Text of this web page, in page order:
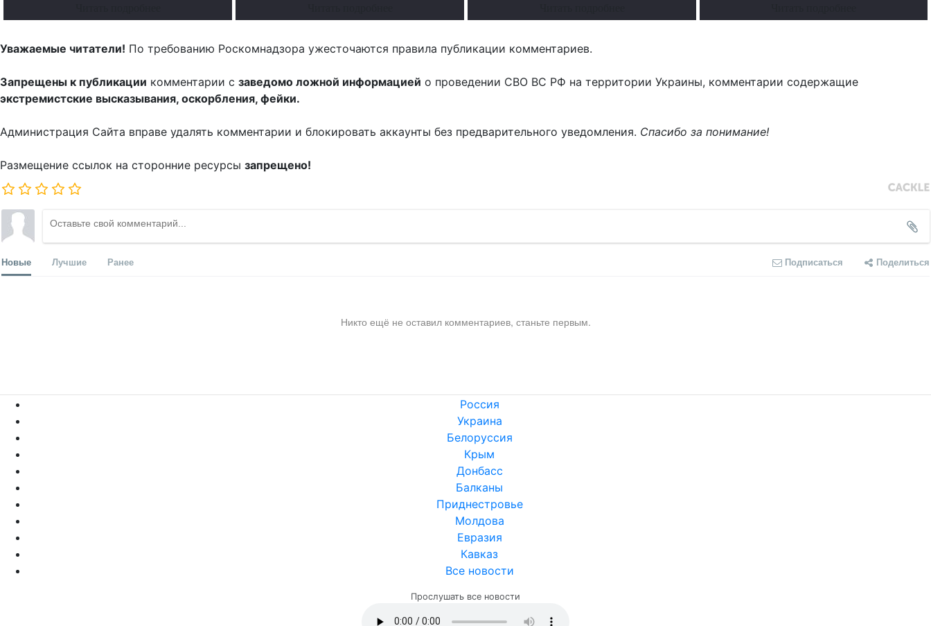
Уважаемые читатели! По требованию Роскомнадзора ужесточаются правила публикации комментариев.
Запрещены к публикации комментарии с заведомо ложной информацией о проведении СВО ВС РФ на территории Украины, комментарии содержащие
экстремистские высказывания, оскорбления, фейки.
Администрация Сайта вправе удалять комментарии и блокировать аккаунты без предварительного уведомления. Спасибо за понимание!
Размещение ссылок на сторонние ресурсы запрещено!
Новые Лучшие Ранее Подписаться Поделиться
Никто ещё не оставил комментариев, станьте первым.
Россия
Украина
Белоруссия
Крым
Донбасс
Балканы
Приднестровье
Молдова
Евразия
Кавказ
Все новости
Прослушать все новости